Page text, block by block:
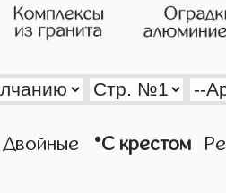
Двойные •С крестом